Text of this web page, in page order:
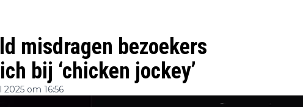
misdragen bezoekers
bij ‘chicken jockey’
2025 om 16:56